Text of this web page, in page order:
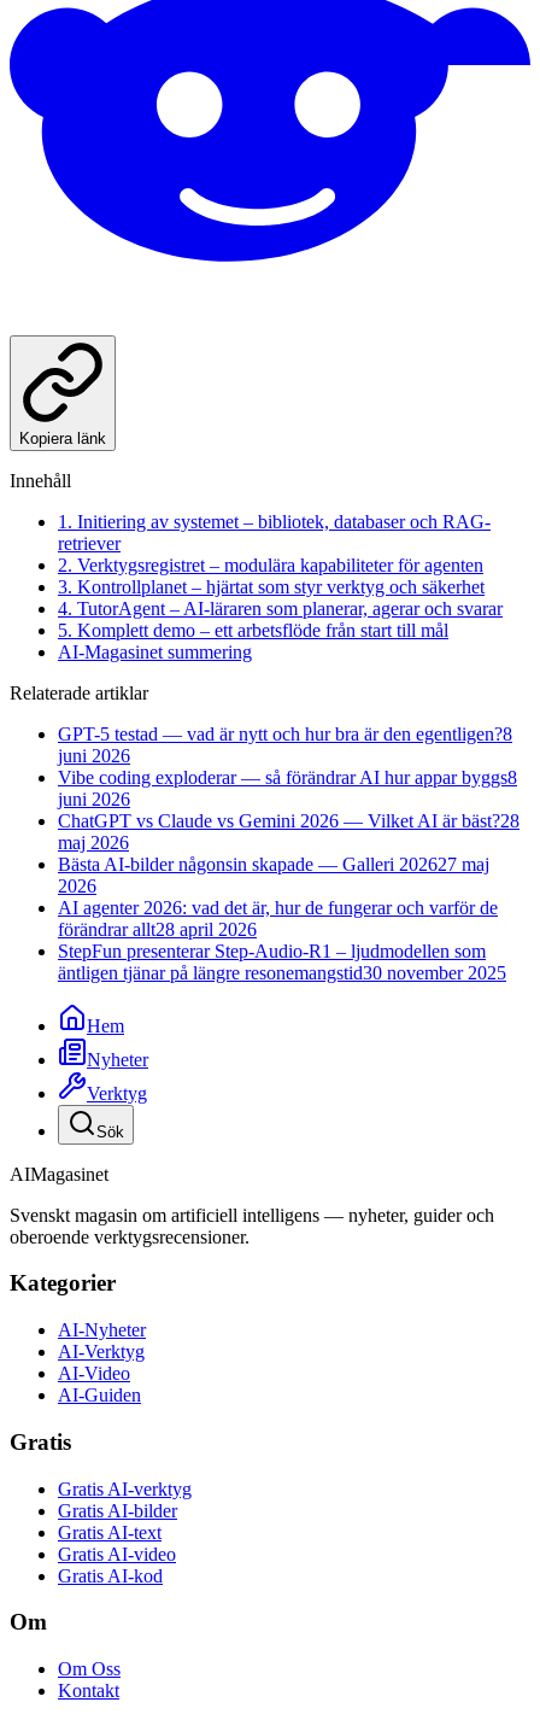
Kopiera länk
Innehåll
1. Initiering av systemet – bibliotek, databaser och RAG-
retriever
2. Verktygsregistret – modulära kapabiliteter för agenten
3. Kontrollplanet – hjärtat som styr verktyg och säkerhet
4. TutorAgent – AI-läraren som planerar, agerar och svarar
5. Komplett demo – ett arbetsflöde från start till mål
AI-Magasinet summering
Relaterade artiklar
GPT-5 testad — vad är nytt och hur bra är den egentligen?8
juni 2026
Vibe coding exploderar — så förändrar AI hur appar byggs8
juni 2026
ChatGPT vs Claude vs Gemini 2026 — Vilket AI är bäst?28
maj 2026
Bästa AI-bilder någonsin skapade — Galleri 202627 maj
2026
AI agenter 2026: vad det är, hur de fungerar och varför de
förändrar allt28 april 2026
StepFun presenterar Step-Audio-R1 – ljudmodellen som
äntligen tjänar på längre resonemangstid30 november 2025
Hem
Nyheter
Verktyg
Sök
AIMagasinet
Svenskt magasin om artificiell intelligens — nyheter, guider och
oberoende verktygsrecensioner.
Kategorier
AI-Nyheter
AI-Verktyg
AI-Video
AI-Guiden
Gratis
Gratis AI-verktyg
Gratis AI-bilder
Gratis AI-text
Gratis AI-video
Gratis AI-kod
Om
Om Oss
Kontakt